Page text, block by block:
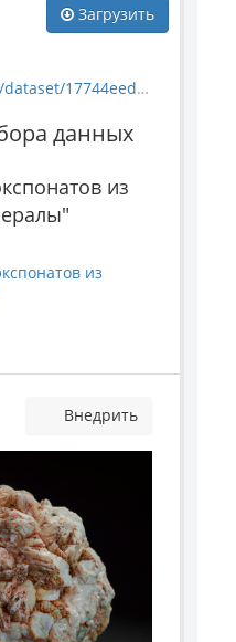
Загрузить
9ca6-404b-a14e-5751c27a2dac/download/mineral_22421.jpg
данных
из
из
Внедрить